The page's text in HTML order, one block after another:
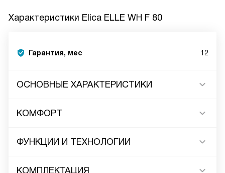
Характеристики Elica ELLE WH F 80
Гарантия, мес 12
ОСНОВНЫЕ ХАРАКТЕРИСТИКИ
КОМФОРТ
ФУНКЦИИ И ТЕХНОЛОГИИ
КОМПЛЕКТАЦИЯ